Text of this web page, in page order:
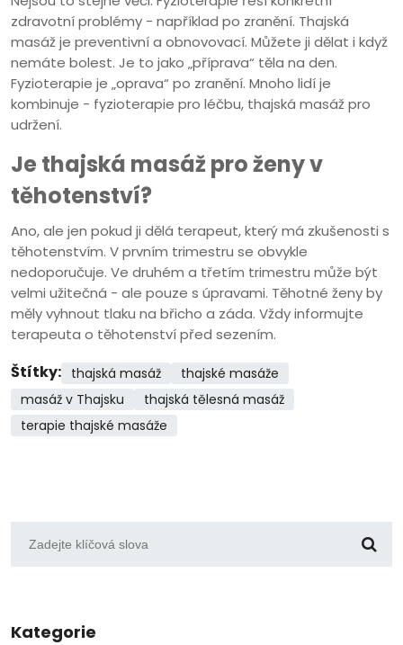
zdravotní problémy - například po zranění. Thajská
masáž je preventivní a obnovovací. Můžete ji dělat i když
nemáte bolest. Je to jako „příprava“ těla na den.
Fyzioterapie je „oprava“ po zranění. Mnoho lidí je
kombinuje - fyzioterapie pro léčbu, thajská masáž pro
udržení.
Je thajská masáž pro ženy v
těhotenství?
Ano, ale jen pokud ji dělá terapeut, který má zkušenosti s
těhotenstvím. V prvním trimestru se obvykle
nedoporučuje. Ve druhém a třetím trimestru může být
velmi užitečná - ale pouze s úpravami. Těhotné ženy by
měly vyhnout tlaku na břicho a záda. Vždy informujte
terapeuta o těhotenství před sezením.
Štítky: thajská masáž
thajské masáže
masáž v Thajsku
thajská tělesná masáž
terapie thajské masáže
Kategorie